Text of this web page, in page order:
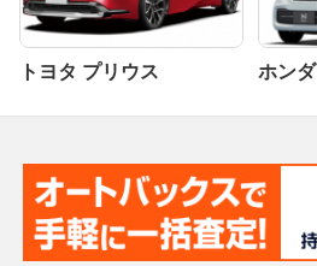
トヨタ プリウス ホン